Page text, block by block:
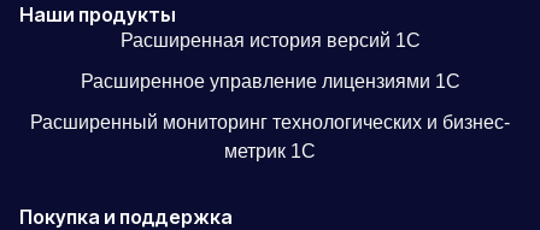
Наши продукты
Расширенная история версий 1С
Расширенное управление лицензиями 1С
Расширенный мониторинг технологических и бизнес-
метрик 1С
Покупка и поддержка